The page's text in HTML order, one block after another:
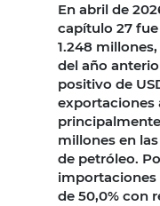
En abril de
capítulo 27
1.248
del año
positivo de
exportaciones
millones en
de petróleo.
importaciones
de 50,0% con